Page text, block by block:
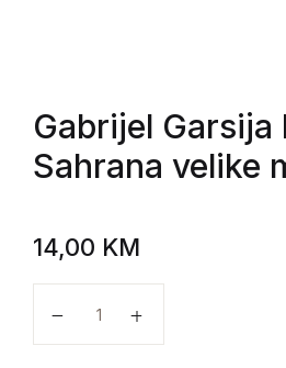
Gabrijel Garsija
Sahrana velike
14,00 KM